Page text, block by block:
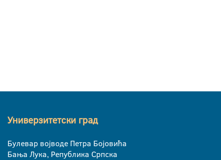
Универзитетски град
Булевар војводе Петра Бојовића
Бања Лука, Република Српска